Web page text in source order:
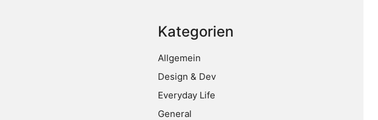
Kategorien
Allgemein
Design & Dev
Everyday Life
General